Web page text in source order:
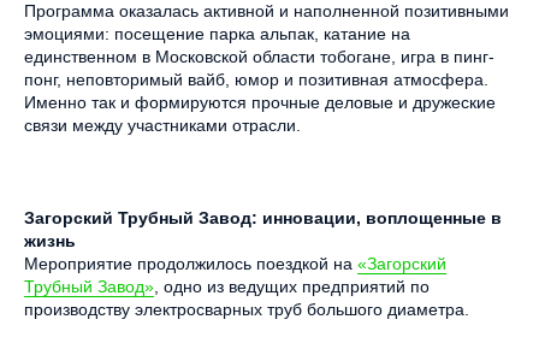
Программа оказалась активной и наполненной позитивными
эмоциями: посещение парка альпак, катание на
единственном в Московской области тобогане, игра в пинг-
понг, неповторимый вайб, юмор и позитивная атмосфера.
Именно так и формируются прочные деловые и дружеские
связи между участниками отрасли.
Загорский Трубный Завод: инновации, воплощенные в
жизнь
Мероприятие продолжилось поездкой на «Загорский
Трубный Завод» , одно из ведущих предприятий по
производству электросварных труб большого диаметра.